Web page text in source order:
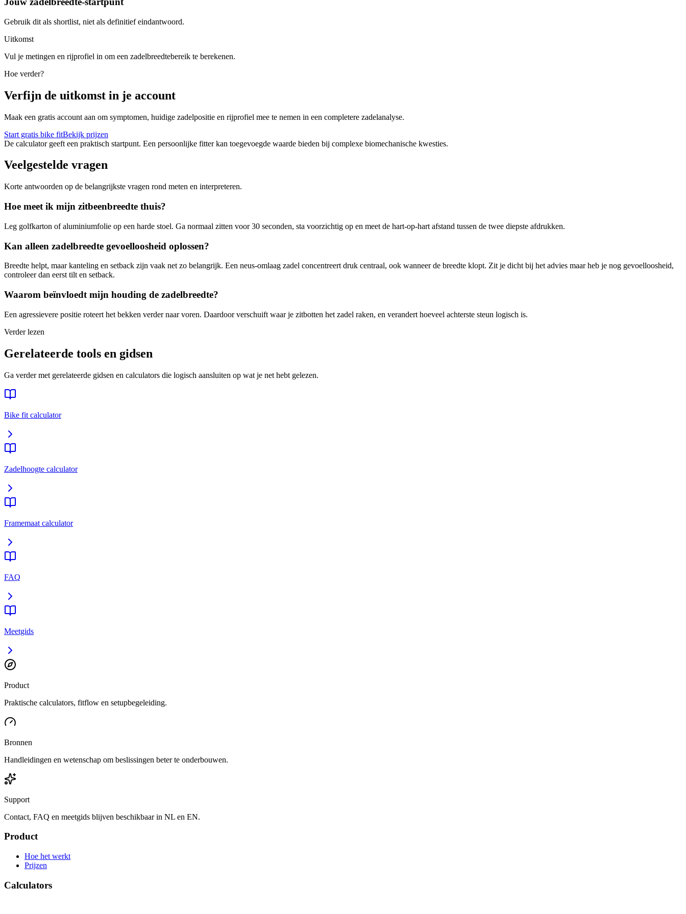
Gebruik dit als shortlist, niet als definitief eindantwoord.
Uitkomst
Vul je metingen en rijprofiel in om een zadelbreedtebereik te berekenen.
Hoe verder?
Verfijn de uitkomst in je account
Maak een gratis account aan om symptomen, huidige zadelpositie en rijprofiel mee te nemen in een completere zadelanalyse.
Start gratis bike fitBekijk prijzen
De calculator geeft een praktisch startpunt. Een persoonlijke fitter kan toegevoegde waarde bieden bij complexe biomechanische kwesties.
Veelgestelde vragen
Korte antwoorden op de belangrijkste vragen rond meten en interpreteren.
Hoe meet ik mijn zitbeenbreedte thuis?
Leg golfkarton of aluminiumfolie op een harde stoel. Ga normaal zitten voor 30 seconden, sta voorzichtig op en meet de hart-op-hart afstand tussen de twee diepste afdrukken.
Kan alleen zadelbreedte gevoelloosheid oplossen?
Breedte helpt, maar kanteling en setback zijn vaak net zo belangrijk. Een neus-omlaag zadel concentreert druk centraal, ook wanneer de breedte klopt. Zit je dicht bij het advies maar heb je nog gevoelloosheid,
controleer dan eerst tilt en setback.
Waarom beïnvloedt mijn houding de zadelbreedte?
Een agressievere positie roteert het bekken verder naar voren. Daardoor verschuift waar je zitbotten het zadel raken, en verandert hoeveel achterste steun logisch is.
Verder lezen
Gerelateerde tools en gidsen
Ga verder met gerelateerde gidsen en calculators die logisch aansluiten op wat je net hebt gelezen.
Bike fit calculator
Zadelhoogte calculator
Framemaat calculator
FAQ
Meetgids
Product
Praktische calculators, fitflow en setupbegeleiding.
Bronnen
Handleidingen en wetenschap om beslissingen beter te onderbouwen.
Support
Contact, FAQ en meetgids blijven beschikbaar in NL en EN.
Product
Hoe het werkt
Prijzen
Calculators